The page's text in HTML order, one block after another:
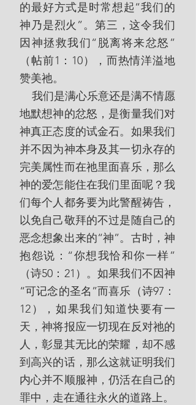
的最好方式是时常想起“我们的
神乃是烈火”。第三，这令我们
因神拯救我们“脱离将来忿怒”
（帖前1：10），而热情洋溢地
赞美祂。
地默想神的忿怒，是衡量我们对
神真正态度的试金石。如果我们
并不因为神本身及其一切永存的
完美属性而在祂里面喜乐，那么
神的爱怎能住在我们里面呢？我
们每个人都务要为此警醒祷告，
以免自己敬拜的不过是随自己的
恶念想象出来的“神”。古时，神
抱怨说：“你想我恰和你一样”
（诗50：21）。如果我们不因神
“可记念的圣名”而喜乐（诗97：
12），如果我们知道快要有一
天，神将报应一切现在反对祂的
人，彰显其无比的荣耀，却不感
到高兴的话，那么这就证明我们
内心并不顺服神，仍活在自己的
罪中，走在通往永火的道路上。